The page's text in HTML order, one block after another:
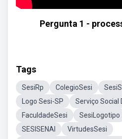
Pergunta 1 -
Tags
SesiRp ColegioSesi
Logo Sesi-SP
Serviço Social
FaculdadeSesi
SesiLogotipo
SESISENAI
VirtudesSesi